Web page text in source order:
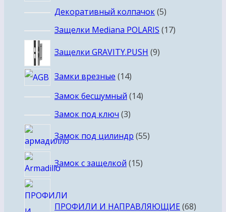
товаров
Декоративный колпачок 55
товаров
Защелки Mediana POLARIS 1717
Защелки GRAVITY.PUSH 99
Замки врезные 1414
товаров
Замок бесшумный 1414
Замок под ключ 33
Замок под цилиндр 5555
Замок с защелкой 1515
ПРОФИЛИ И НАПРАВЛЯЮЩИЕ 68